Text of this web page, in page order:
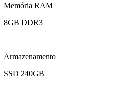
Memória RAM
8GB DDR3
Armazenamento
SSD 240GB